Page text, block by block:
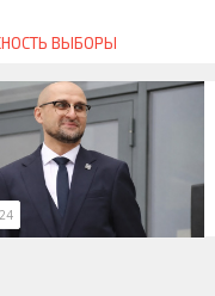
ВЫБОРЫ